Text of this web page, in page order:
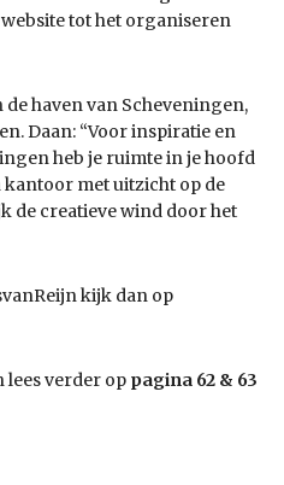
tot het organiseren
de haven van Scheveningen,
Daan: “Voor inspiratie en
heb je ruimte in je hoofd
met uitzicht op de
de creatieve wind door het
kijk dan op
lees verder op pagina 62 & 63